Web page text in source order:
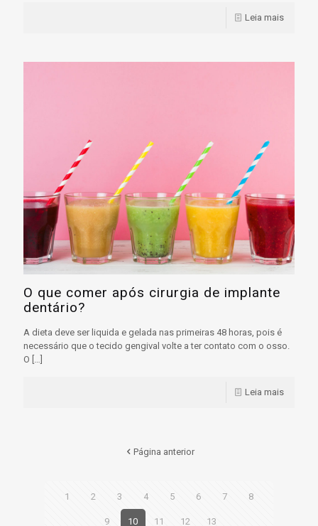
Leia mais
O que comer após cirurgia de implante
dentário?
A dieta deve ser liquida e gelada nas primeiras 48 horas, pois é
necessário que o tecido gengival volte a ter contato com o osso.
O […]
Leia mais
Página anterior
1 2 3 4 5 6 7 8
9 10 11 12 13